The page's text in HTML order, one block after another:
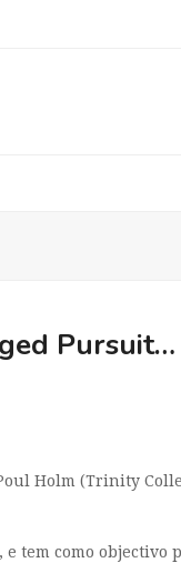
Pursuit…
Holm (Trinity
tem como objectivo